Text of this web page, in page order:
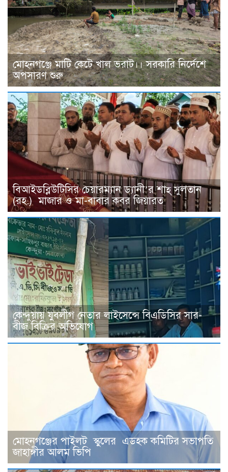
মোহনগঞ্জে মাটি কেটে খাল ভরাট।। সরকারি নির্দেশে
অপসারণ শুরু
বিআইডব্লিউটিসির চেয়ারম্যান ড্যানী’র শাহ্ সুলতান
(রহ.) মাজার ও মা-বাবার কবর জিয়ারত
কেন্দুয়ায় যুবলীগ নেতার লাইসেন্সে বিএডিসির সার-
বীজ বিক্রির অভিযোগ
মোহনগঞ্জের পাইলট স্কুলের এডহক কমিটির সভাপতি
জাহাঙ্গীর আলম ভিপি